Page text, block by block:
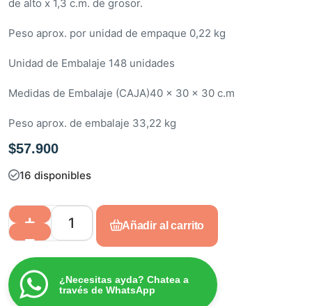
de alto x 1,3 c.m. de grosor.
Peso aprox. por unidad de empaque 0,22 kg
Unidad de Embalaje 148 unidades
Medidas de Embalaje (CAJA)40 x 30 x 30 c.m
Peso aprox. de embalaje 33,22 kg
$57.900
16 disponibles
Añadir al carrito
¿Necesitas ayda? Chatea a
través de WhatsApp